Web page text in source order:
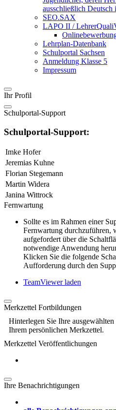
ausschließlich Deutsch
SEO.SAX
LAPO II /
Lehrplan-Datenbank
Schulportal Sachsen
Anmeldung Klasse 5
Impressum
Ihr Profil
Schulportal-Support
Schulportal-Support:
Imke Hofer
Jeremias Kuhne
Florian Stegemann
Martin Widera
Janina Wittrock
Fernwartung
Sollte es im Rahmen einer
Fernwartung durchzuführen,
aufgefordert über die
notwendige Anwendung
Klicken Sie die folgende
Aufforderung durch den
TeamViewer laden
Merkzettel Fortbildungen
Hinterlegen Sie Ihre
Ihrem persönlichen Merkzettel.
Merkzettel Veröffentlichungen
Ihre Benachrichtigungen